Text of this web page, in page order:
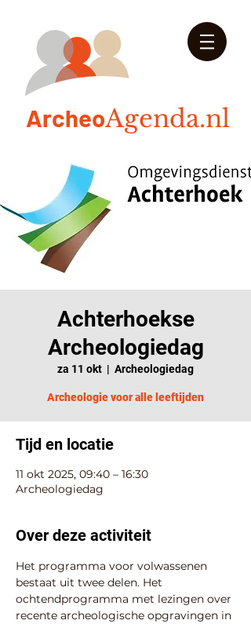
ArcheoAgenda.nl
Achterhoekse
Archeologiedag
za 11 okt
  |
Archeologiedag
Archeologie voor alle leeftijden
Tijd en locatie
11 okt 2025, 09:40 – 16:30
Archeologiedag
Over deze activiteit
Het programma voor volwassenen
bestaat uit twee delen. Het
ochtendprogramma met lezingen over
recente archeologische opgravingen in